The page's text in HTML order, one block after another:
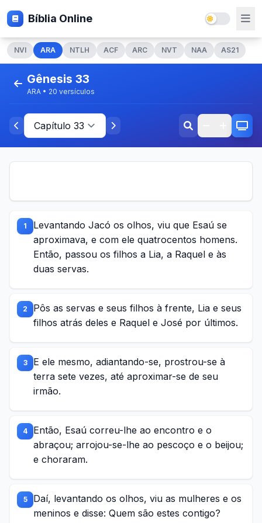
Bíblia Online
NVI ARA NTLH ACF ARC NVT NAA AS21
Gênesis 33
ARA • 20 versículos
1
Levantando Jacó os olhos, viu que Esaú se
aproximava, e com ele quatrocentos homens.
Então, passou os filhos a Lia, a Raquel e às
duas servas.
2
Pôs as servas e seus filhos à frente, Lia e seus
filhos atrás deles e Raquel e José por últimos.
3
E ele mesmo, adiantando-se, prostrou-se à
terra sete vezes, até aproximar-se de seu
irmão.
4
Então, Esaú correu-lhe ao encontro e o
abraçou; arrojou-se-lhe ao pescoço e o beijou;
e choraram.
5
Daí, levantando os olhos, viu as mulheres e os
meninos e disse: Quem são estes contigo?